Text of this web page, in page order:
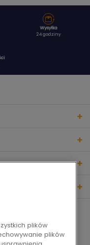
Wysyłka
24 godziny
plików
plików